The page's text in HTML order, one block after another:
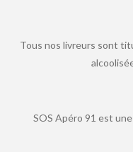
Tous nos livreurs sont
SOS Apéro 91 est